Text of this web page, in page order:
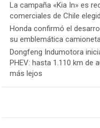
La campaña «Kia In» es
comerciales de Chile
Honda confirmó el
su emblemática
Dongfeng Indumotora
PHEV: hasta 1.110 km de
más lejos